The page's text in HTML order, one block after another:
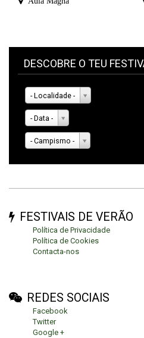
DESCOBRE O TEU
- Localidade -
- Data -
- Campismo -
FESTIVAIS DE VERÃO
Política de Privacidade
Política de Cookies
Contacta-nos
REDES SOCIAIS
Facebook
Twitter
Google +